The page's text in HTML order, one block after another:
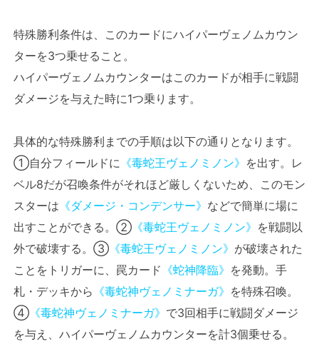
特殊勝利条件は、このカードにハイパーヴェノムカウン
ターを3つ乗せること。
ハイパーヴェノムカウンターはこのカードが相手に戦闘
ダメージを与えた時に1つ乗ります。
具体的な特殊勝利までの手順は以下の通りとなります。
①自分フィールドに 《毒蛇王ヴェノミノン》 を出す。レ
ベル8だが召喚条件がそれほど厳しくないため、このモン
スターは 《ダメージ・コンデンサー》 などで簡単に場に
出すことができる。② 《毒蛇王ヴェノミノン》 を戦闘以
外で破壊する。③ 《毒蛇王ヴェノミノン》 が破壊された
ことをトリガーに、罠カード 《蛇神降臨》 を発動。手
札・デッキから 《毒蛇神ヴェノミナーガ》 を特殊召喚。
④ 《毒蛇神ヴェノミナーガ》 で3回相手に戦闘ダメージ
を与え、ハイパーヴェノムカウンターを計3個乗せる。